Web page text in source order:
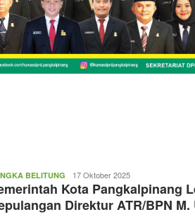
BELITUNG topbabel.com
17 Oktober 2025
Kota Pangkalpinang
Direktur ATR/BPN